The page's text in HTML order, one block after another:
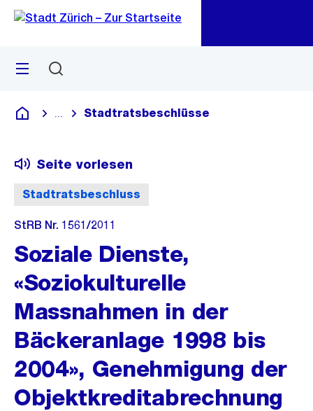
Navigation
Sprunglink
Menü
Deutsch
Blende alle Breadcrumbs ein
Stadtratsbeschlüsse
Stadtratsbeschluss
Seite vorlesen
StRB Nr. 1561/2011
Soziale Dienste,
«Soziokulturelle
Massnahmen in der
Bäckeranlage 1998 bis
2004», Genehmigung der
Objektkreditabrechnung